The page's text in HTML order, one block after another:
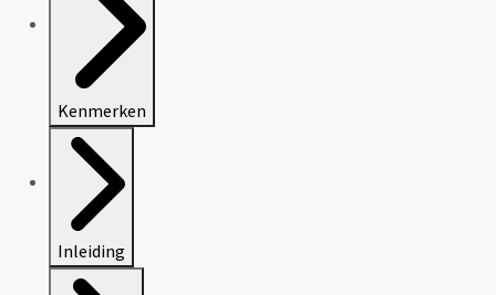
Kenmerken
Inleiding